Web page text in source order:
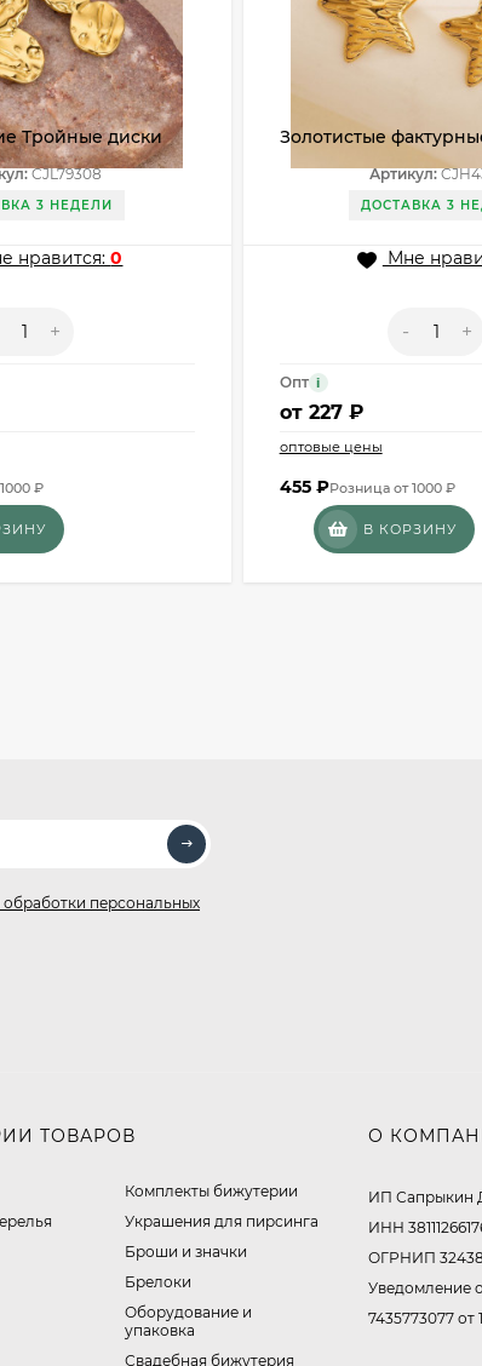
Тройные диски
CJL79308
CJL79308
3 НЕДЕЛИ
нравится:0
+
₽
Золотистые
пусеты Звезды
Артикул:
ДОСТАВКА 3
Мне
- +
Опт i
от 227 ₽
оптовые цены
455 ₽Розница от 1000 ₽
В КОРЗИНУ
персональных
ТОВАРОВ
Комплекты бижутерии
Украшения для пирсинга
Броши и значки
Брелоки
Оборудование и
упаковка
Свадебная бижутерия
О
ИП Сапрыкин
ИНН
ОГРНИП
Уведомление
7435773077 от